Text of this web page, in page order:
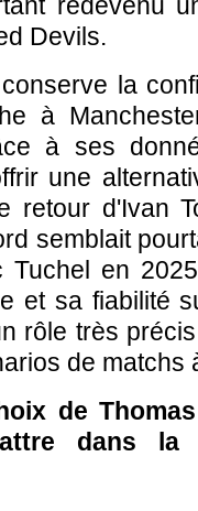
Devils.
la
à
à ses
une
retour d'Ivan
semblait
en
et sa fiabilité
rôle très
de matchs
de
dans la